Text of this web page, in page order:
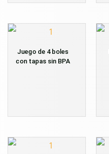
Juego de 4 boles
con tapas sin BPA